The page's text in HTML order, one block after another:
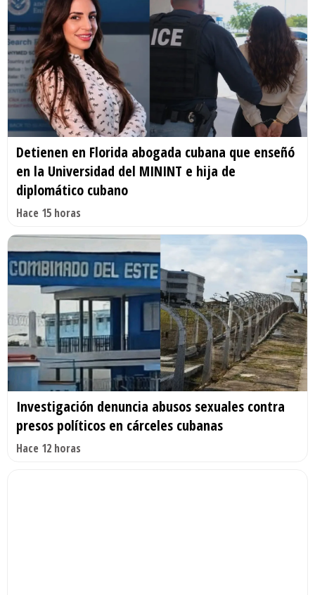
Detienen en Florida abogada cubana que enseñó
en la Universidad del MININT e hija de
diplomático cubano
Hace 15 horas
Investigación denuncia abusos sexuales contra
presos políticos en cárceles cubanas
Hace 12 horas